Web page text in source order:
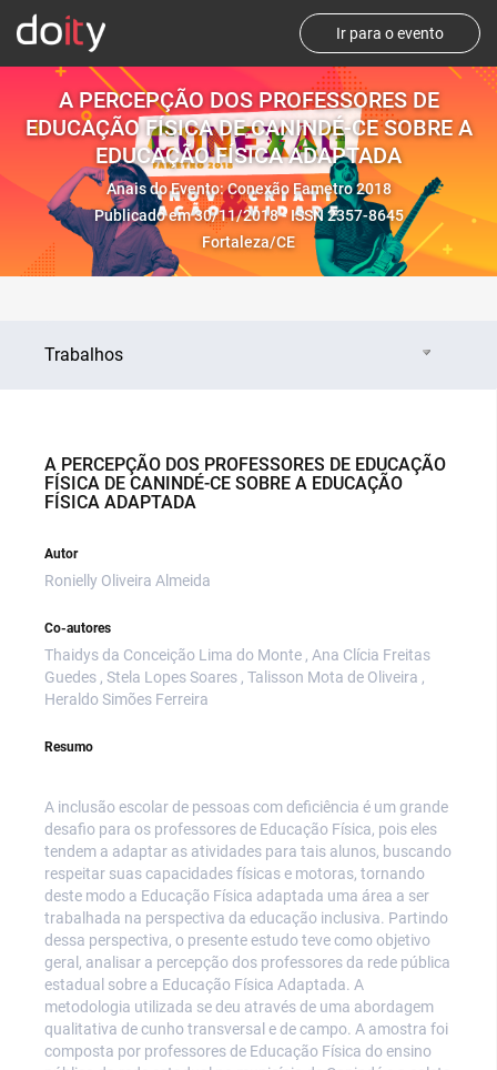
Ir para o evento
A PERCEPÇÃO DOS PROFESSORES DE
EDUCAÇÃO FÍSICA DE CANINDÉ-CE SOBRE A
EDUCAÇÃO FÍSICA ADAPTADA
Anais do Evento: Conexão Fametro 2018
Publicado em 30/11/2018 - ISSN 2357-8645
Fortaleza/CE
Trabalhos
A PERCEPÇÃO DOS PROFESSORES DE EDUCAÇÃO
FÍSICA DE CANINDÉ-CE SOBRE A EDUCAÇÃO
FÍSICA ADAPTADA
Autor
Ronielly Oliveira Almeida
Co-autores
Thaidys da Conceição Lima do Monte , Ana Clícia Freitas
Guedes , Stela Lopes Soares , Talisson Mota de Oliveira ,
Heraldo Simões Ferreira
Resumo
A inclusão escolar de pessoas com deficiência é um grande
desafio para os professores de Educação Física, pois eles
tendem a adaptar as atividades para tais alunos, buscando
respeitar suas capacidades físicas e motoras, tornando
deste modo a Educação Física adaptada uma área a ser
trabalhada na perspectiva da educação inclusiva. Partindo
dessa perspectiva, o presente estudo teve como objetivo
geral, analisar a percepção dos professores da rede pública
estadual sobre a Educação Física Adaptada. A
metodologia utilizada se deu através de uma abordagem
qualitativa de cunho transversal e de campo. A amostra foi
composta por professores de Educação Física do ensino